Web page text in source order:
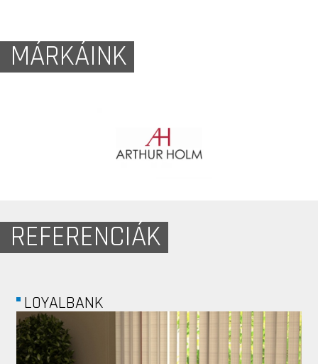
MÁRKÁINK
REFERENCIÁK
GSK